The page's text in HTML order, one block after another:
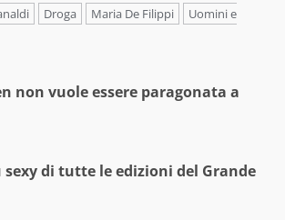
Droga Maria De Filippi
Uomini e
non vuole essere paragonata a
sexy di tutte le edizioni del Grande